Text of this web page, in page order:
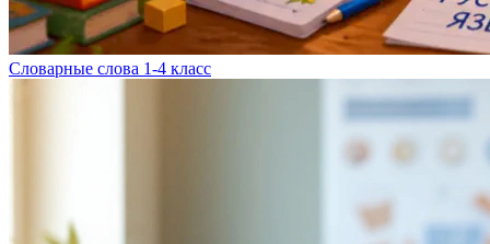
Словарные слова 1-4 класс